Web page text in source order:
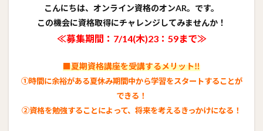
こんにちは、オンライン資格のオンAR。です。
この機会に資格取得にチャレンジしてみませんか！
≪募集期間：7/14(木)23：59まで≫
■夏期資格講座を受講するメリット‼
①時間に余裕がある夏休み期間中から学習をスタートすることが
できる！
②資格を勉強することによって、将来を考えるきっかけになる！